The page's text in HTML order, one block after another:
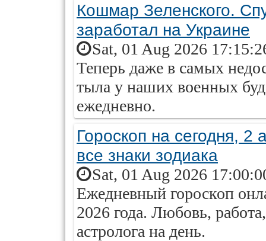
Кошмар Зеленского.
заработал на Украине
Sat, 01 Aug 2026
Теперь даже в самых
тыла у наших военных
ежедневно.
Гороскоп на сегодня, 2
все знаки зодиака
Sat, 01 Aug 2026
Ежедневный гороскоп
2026 года. Любовь,
астролога на день.